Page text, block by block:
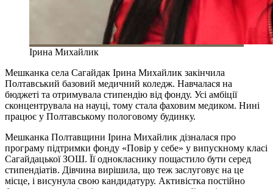
Ірина Михайлик
Мешканка села Сагайдак Ірина Михайлик закінчила
Полтавський базовий медичний коледж. Навчалася на
бюджеті та отримувала стипендію від фонду. Усі амбіції
сконцентрувала на науці, тому стала фаховим медиком. Нині
працює у Полтавському пологовому будинку.
Мешканка Полтавщини Ірина Михайлик дізналася про
програму підтримки фонду «Повір у себе» у випускному класі
Сагайдацької ЗОШ. Її однокласнику пощастило бути серед
стипендіатів. Дівчина вирішила, що теж заслуговує на це
місце, і висунула свою кандидатуру. Активістка постійно